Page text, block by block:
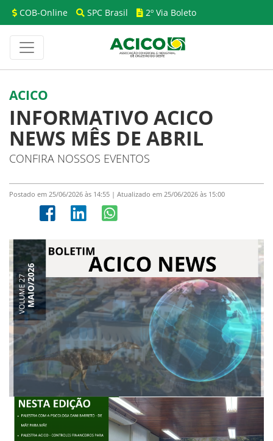
COB-Online SPC Brasil 2º Via Boleto
ACICO
INFORMATIVO ACICO
NEWS MÊS DE ABRIL
CONFIRA NOSSOS EVENTOS
Postado em 25/06/2026 às 14:55 | Atualizado em 25/06/2026 às 15:00